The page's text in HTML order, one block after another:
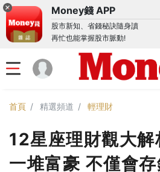
Money錢 APP
股市新知、省錢秘訣隨身讀
再忙也能掌握股市脈動!
首頁 精選頻道 輕理財
12星座理財觀大解
一堆富豪 不僅會